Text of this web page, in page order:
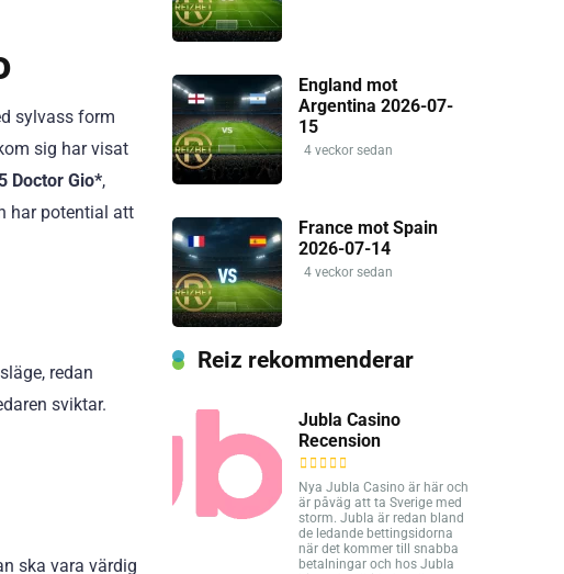
sylvass form
sig har visat
5 Doctor Gio*,
har potential att
redan
sviktar.
ska vara värdig
England mot
Argentina 2026-07-
15
4 veckor sedan
France mot Spain
2026-07-14
4 veckor sedan
Reiz rekommenderar
Jubla Casino
Recension
Nya Jubla Casino är här och
är påväg att ta Sverige med
storm. Jubla är redan bland
de ledande bettingsidorna
när det kommer till snabba
betalningar och hos Jubla